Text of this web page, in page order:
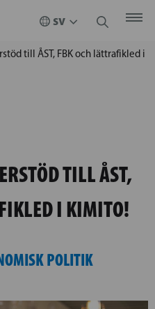
till ÅST, FBK och lättrafikled i
TILL ÅST,
I KIMITO!
POLITIK